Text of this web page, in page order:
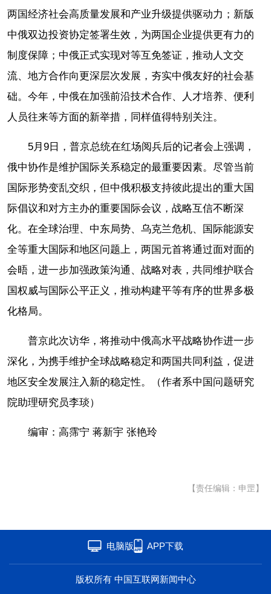
两国经济社会高质量发展和产业升级提供驱动力；新版
中俄双边投资协定签署生效，为两国企业提供更有力的
制度保障；中俄正式实现对等互免签证，推动人文交
流、地方合作向更深层次发展，夯实中俄友好的社会基
础。今年，中俄在加强前沿技术合作、人才培养、便利
人员往来等方面的新举措，同样值得特别关注。
5月9日，普京总统在红场阅兵后的记者会上强调，
俄中协作是维护国际关系稳定的最重要因素。尽管当前
国际形势变乱交织，但中俄积极支持彼此提出的重大国
际倡议和对方主办的重要国际会议，战略互信不断深
化。在全球治理、中东局势、乌克兰危机、国际能源安
全等重大国际和地区问题上，两国元首将通过面对面的
会晤，进一步加强政策沟通、战略对表，共同维护联合
国权威与国际公平正义，推动构建平等有序的世界多极
化格局。
普京此次访华，将推动中俄高水平战略协作进一步
深化，为携手维护全球战略稳定和两国共同利益，促进
地区安全发展注入新的稳定性。（作者系中国问题研究
院助理研究员李琰）
编审：高霈宁 蒋新宇 张艳玲
【责任编辑：申罡】
电脑版 APP下载
版权所有 中国互联网新闻中心